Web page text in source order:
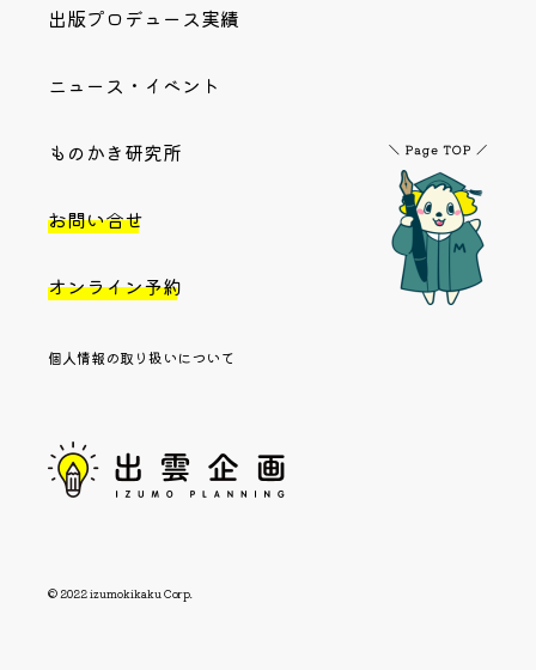
出版プロデュース実績
ニュース・イベント
ものかき研究所
お問い合せ
オンライン予約
個人情報の取り扱いについて
© 2022 izumokikaku Corp.